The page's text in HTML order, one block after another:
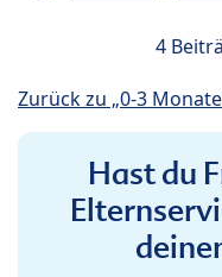
4
Zurück zu „0-3
Hast du